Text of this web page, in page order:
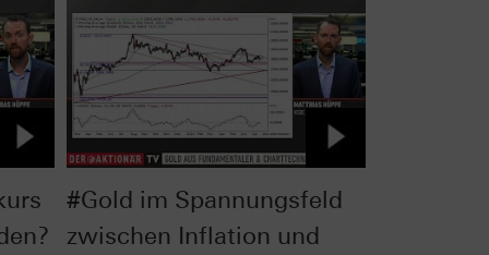
#Gold im Spannungsfeld
zwischen Inflation und